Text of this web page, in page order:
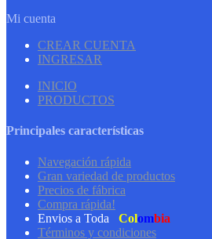
Mi cuenta
CREAR CUENTA
INGRESAR
INICIO
PRODUCTOS
Principales características
Navegación rápida
Gran variedad de productos
Precios de fábrica
Compra rápida!
Envios a Toda
Colombia
Términos y condiciones